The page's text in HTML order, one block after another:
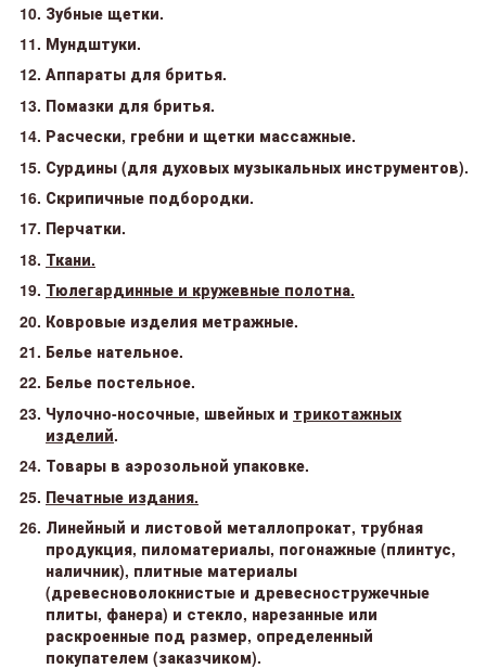
Зубные щетки.
Мундштуки.
Аппараты для бритья.
Помазки для бритья.
Расчески, гребни и щетки массажные.
Сурдины (для духовых музыкальных инструментов).
Скрипичные подбородки.
Перчатки.
Ткани.
Тюлегардинные и кружевные полотна.
Ковровые изделия метражные.
Белье нательное.
Белье постельное.
Чулочно-носочные, швейных и трикотажных
изделий.
Товары в аэрозольной упаковке.
Печатные издания.
Линейный и листовой металлопрокат, трубная
продукция, пиломатериалы, погонажные (плинтус,
наличник), плитные материалы
(древесноволокнистые и древесностружечные
плиты, фанера) и стекло, нарезанные или
раскроенные под размер, определенный
покупателем (заказчиком).